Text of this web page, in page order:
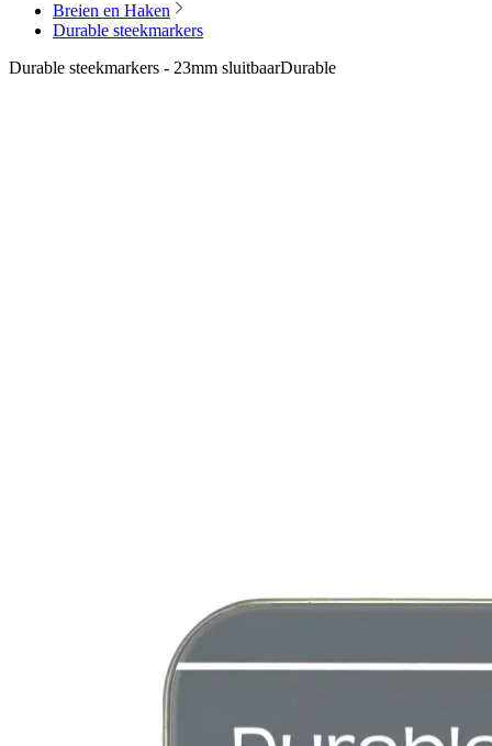
Breien en Haken
Durable steekmarkers
Durable steekmarkers - 23mm sluitbaarDurable